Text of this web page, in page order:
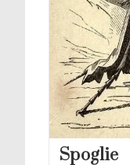
Spoglie